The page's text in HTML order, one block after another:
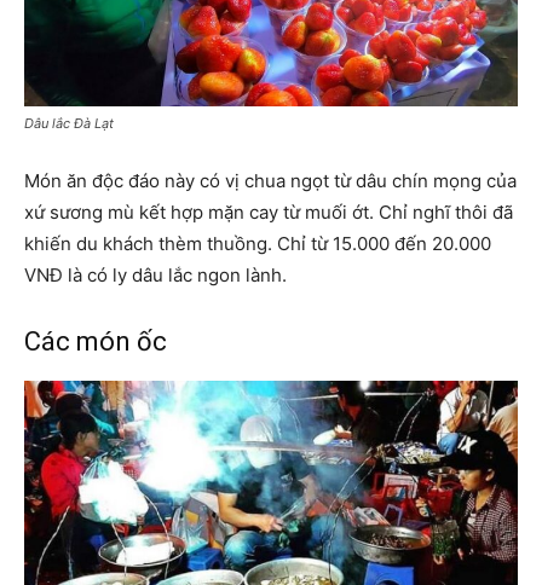
Dâu lắc Đà Lạt
Món ăn độc đáo này có vị chua ngọt từ dâu chín mọng của
xứ sương mù kết hợp mặn cay từ muối ớt. Chỉ nghĩ thôi đã
khiến du khách thèm thuồng. Chỉ từ 15.000 đến 20.000
VNĐ là có ly dâu lắc ngon lành.
Các món ốc